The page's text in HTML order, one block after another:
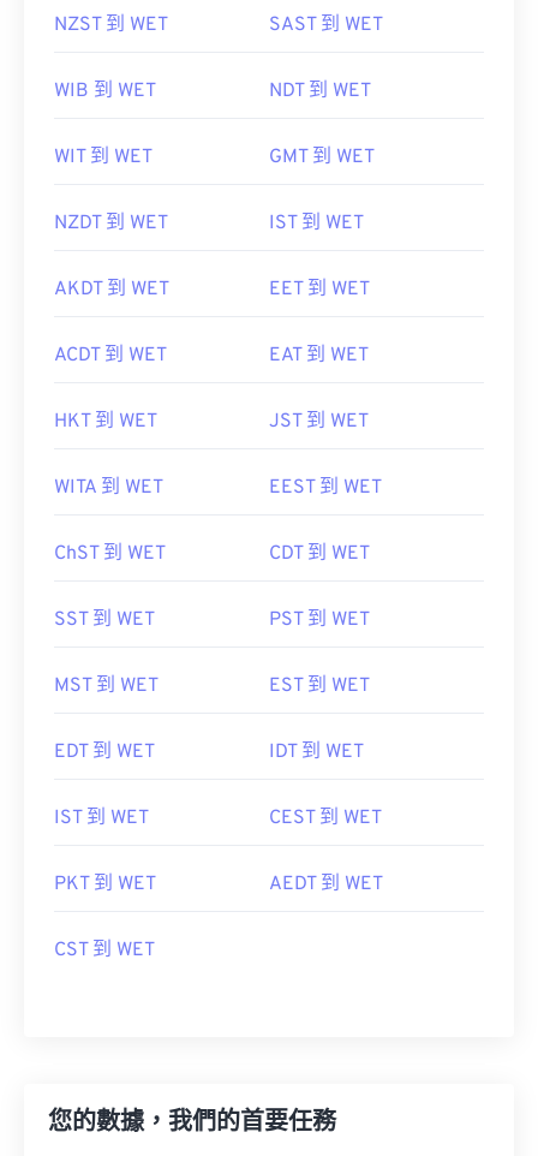
NZST 到 WET SAST 到 WET
WIB 到 WET NDT 到 WET
WIT 到 WET GMT 到 WET
NZDT 到 WET IST 到 WET
AKDT 到 WET EET 到 WET
ACDT 到 WET EAT 到 WET
HKT 到 WET JST 到 WET
WITA 到 WET EEST 到 WET
ChST 到 WET CDT 到 WET
SST 到 WET PST 到 WET
MST 到 WET EST 到 WET
EDT 到 WET IDT 到 WET
IST 到 WET CEST 到 WET
PKT 到 WET AEDT 到 WET
CST 到 WET
您的數據，我們的首要任務